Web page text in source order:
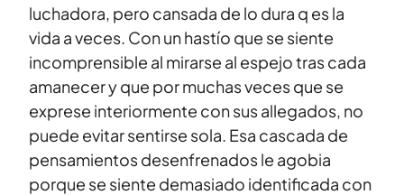
luchadora, pero cansada de lo dura q es la
vida a veces. Con un hastío que se siente
incomprensible al mirarse al espejo tras cada
amanecer y que por muchas veces que se
exprese interiormente con sus allegados, no
puede evitar sentirse sola. Esa cascada de
pensamientos desenfrenados le agobia
porque se siente demasiado identificada con